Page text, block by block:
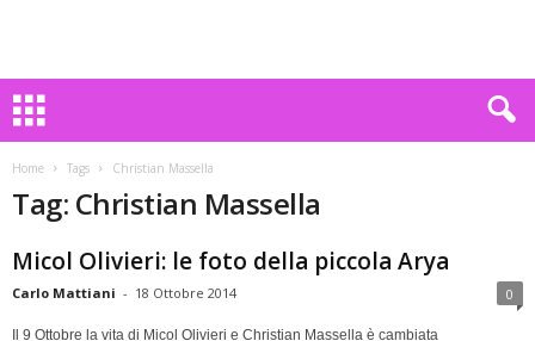
Home Tags Christian Massella
Tag: Christian Massella
Micol Olivieri: le foto della piccola Arya
Carlo Mattiani - 18 Ottobre 2014 0
Il 9 Ottobre la vita di Micol Olivieri e Christian Massella è cambiata